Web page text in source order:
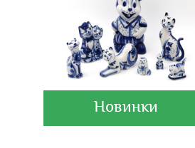
Новинки